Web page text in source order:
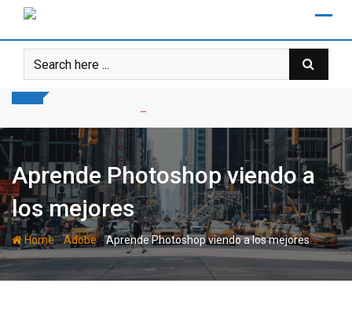
content
Aprende Photoshop viendo a
los mejores
Home-Adobe-Aprende Photoshop viendo a los mejores